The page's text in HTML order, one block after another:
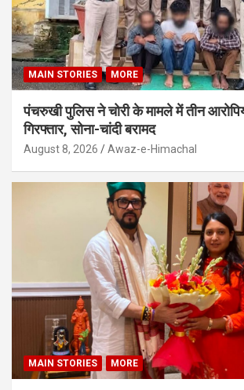
MAIN STORIES MORE
पंचरुखी पुलिस ने चोरी के मामले में तीन
गिरफ्तार, सोना-चांदी बरामद
August 8, 2026 Awaz-e-Himachal
MAIN STORIES MORE